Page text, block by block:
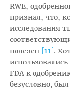
RWE,
признал, что,
исследования
полезен [11].
FDA к
безусловно,